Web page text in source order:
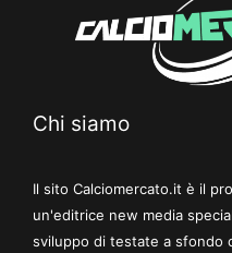
Chi siamo
Il sito Calciomercato.it è il
un'editrice new media
sviluppo di testate a sfondo